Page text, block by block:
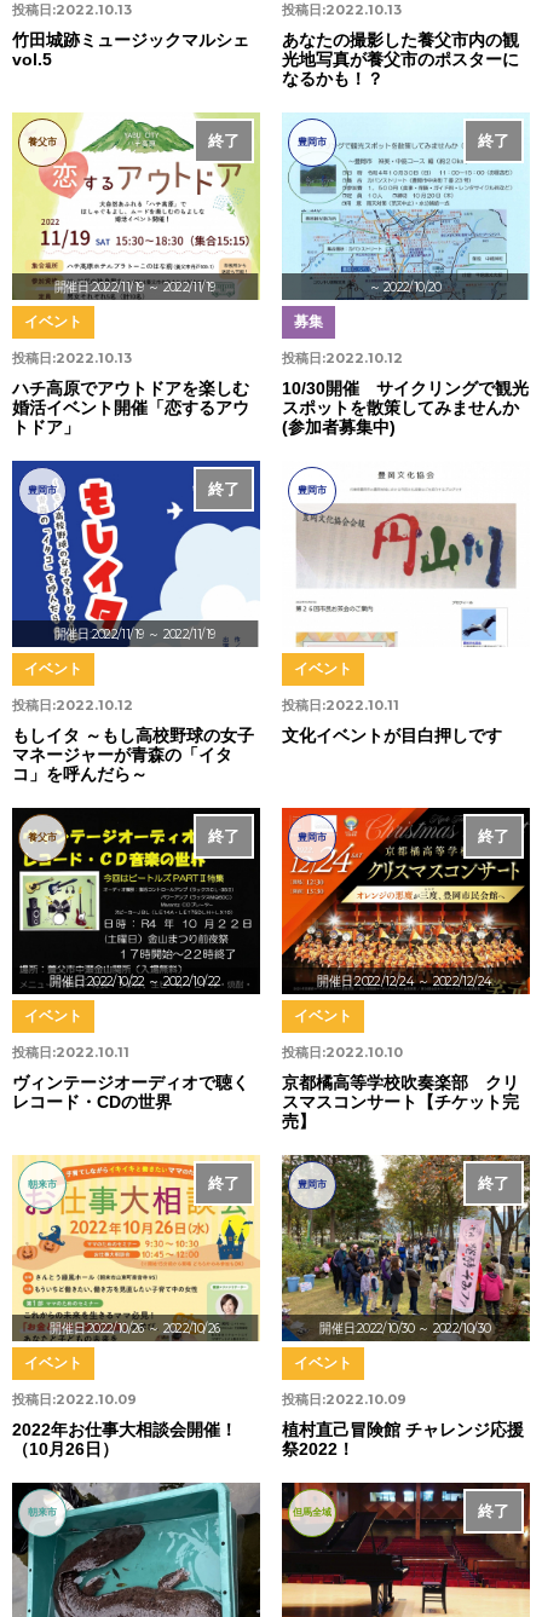
投稿日:2022.10.13
竹田城跡ミュージックマルシェ
vol.5
投稿日:2022.10.13
あなたの撮影した養父市内の観
光地写真が養父市のポスターに
なるかも！？
開催日:2022/11/19～ 2022/11/19
終了
養父市
投稿日:2022.10.13
イベント
ハチ高原でアウトドアを楽しむ
婚活イベント開催「恋するアウ
トドア」
～ 2022/10/20
終了
豊岡市
投稿日:2022.10.12
募集
10/30開催 サイクリングで観光
スポットを散策してみませんか
(参加者募集中)
開催日:2022/11/19 ～ 2022/11/19
終了
豊岡市
投稿日:2022.10.12
イベント
もしイタ ～もし高校野球の女子
マネージャーが青森の「イタ
コ」を呼んだら～
豊岡市
投稿日:2022.10.11
イベント
文化イベントが目白押しです
開催日:2022/10/22 ～ 2022/10/22
終了
養父市
投稿日:2022.10.11
イベント
ヴィンテージオーディオで聴く
レコード・CDの世界
開催日:2022/12/24～ 2022/12/24
終了
豊岡市
投稿日:2022.10.10
イベント
京都橘高等学校吹奏楽部 クリ
スマスコンサート【チケット完
売】
開催日:2022/10/26～ 2022/10/26
終了
朝来市
投稿日:2022.10.09
イベント
2022年お仕事大相談会開催！
（10月26日）
開催日:2022/10/30 ～ 2022/10/30
終了
豊岡市
投稿日:2022.10.09
イベント
植村直己冒険館 チャレンジ応援
祭2022！
朝来市 終了
但馬全域